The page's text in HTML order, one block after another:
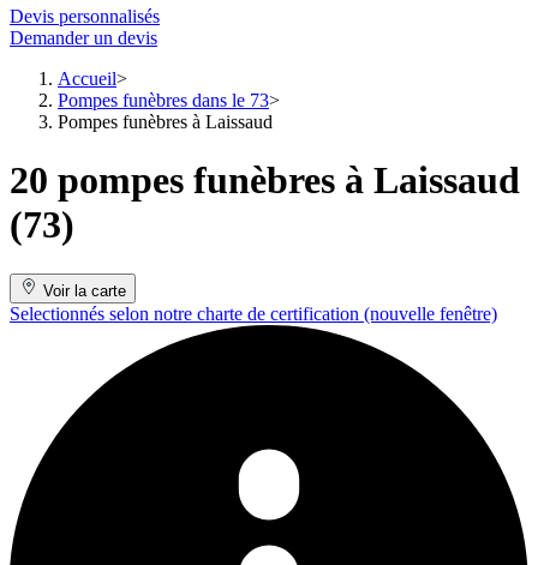
Devis personnalisés
Demander un devis
Accueil
Pompes funèbres dans le 73
Pompes funèbres à Laissaud
20 pompes funèbres à Laissaud
(73)
Voir la carte
Selectionnés selon notre charte de certification (nouvelle fenêtre)